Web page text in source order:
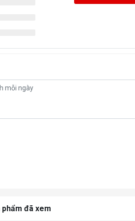
phẩm đã xem